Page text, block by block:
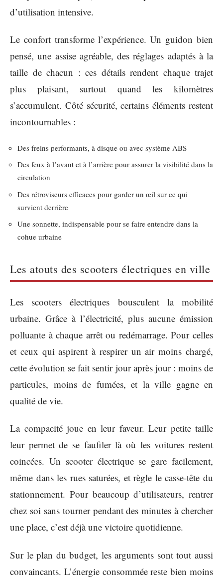
d’utilisation intensive.
Le confort transforme l’expérience. Un guidon bien
pensé, une assise agréable, des réglages adaptés à la
taille de chacun : ces détails rendent chaque trajet
plus plaisant, surtout quand les kilomètres
s’accumulent. Côté sécurité, certains éléments restent
incontournables :
Des freins performants, à disque ou avec système ABS
Des feux à l’avant et à l’arrière pour assurer la visibilité dans la
circulation
Des rétroviseurs efficaces pour garder un œil sur ce qui
survient derrière
Une sonnette, indispensable pour se faire entendre dans la
cohue urbaine
Les atouts des scooters électriques en ville
Les scooters électriques bousculent la mobilité
urbaine. Grâce à l’électricité, plus aucune émission
polluante à chaque arrêt ou redémarrage. Pour celles
et ceux qui aspirent à respirer un air moins chargé,
cette évolution se fait sentir jour après jour : moins de
particules, moins de fumées, et la ville gagne en
qualité de vie.
La compacité joue en leur faveur. Leur petite taille
leur permet de se faufiler là où les voitures restent
coincées. Un scooter électrique se gare facilement,
même dans les rues saturées, et règle le casse-tête du
stationnement. Pour beaucoup d’utilisateurs, rentrer
chez soi sans tourner pendant des minutes à chercher
une place, c’est déjà une victoire quotidienne.
Sur le plan du budget, les arguments sont tout aussi
convaincants. L’énergie consommée reste bien moins